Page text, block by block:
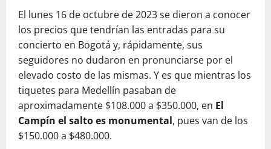
El lunes 16 de octubre de 2023 se dieron a conocer
los precios que tendrían las entradas para su
concierto en Bogotá y, rápidamente, sus
seguidores no dudaron en pronunciarse por el
elevado costo de las mismas. Y es que mientras los
tiquetes para Medellín pasaban de
aproximadamente $108.000 a $350.000, en El
Campín el salto es monumental, pues van de los
$150.000 a $480.000.